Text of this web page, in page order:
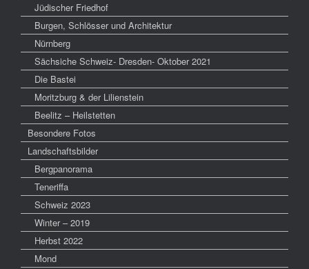
Jüdischer Friedhof
Burgen, Schlösser und Architektur
Nürnberg
Sächsiche Schweiz- Dresden- Oktober 2021
Die Bastei
Moritzburg & der Lilienstein
Beelitz – Heilstetten
Besondere Fotos
Landschaftsbilder
Bergpanorama
Teneriffa
Schweiz 2023
Winter – 2019
Herbst 2022
Mond